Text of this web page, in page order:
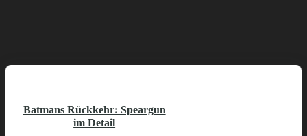
Batmans Rückkehr: Speargun
im Detail